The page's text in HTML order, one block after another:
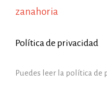
zanahoria
Política de privacidad
Puedes leer la política de